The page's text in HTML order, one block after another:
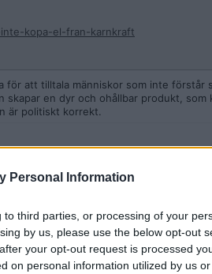
Personal Information
third parties, or processing of your
by us, please use the below opt-out
your opt-out request is processed
on personal information utilized by us
kopa-el-fran-karnkraft
att tilltala människor som inte förstår
en dyr och ohållbar produkt, som
är politiskt korrekt.